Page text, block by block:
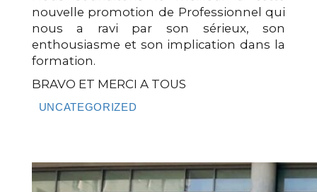
nouvelle promotion de Professionnel qui
nous a ravi par son sérieux, son
enthousiasme et son implication dans la
formation.
BRAVO ET MERCI A TOUS
UNCATEGORIZED